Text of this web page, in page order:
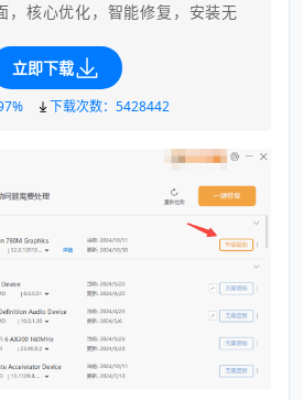
，核心优化，智能修复，安装无
立即下载
下载次数：5428442